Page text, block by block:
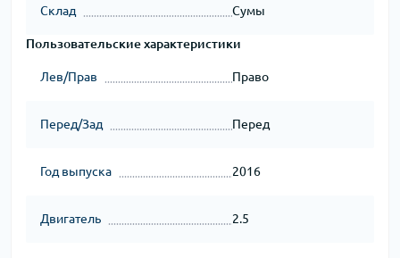
Склад Сумы
Пользовательские характеристики
Лев/Прав Право
Перед/Зад Перед
Год выпуска 2016
Двигатель 2.5